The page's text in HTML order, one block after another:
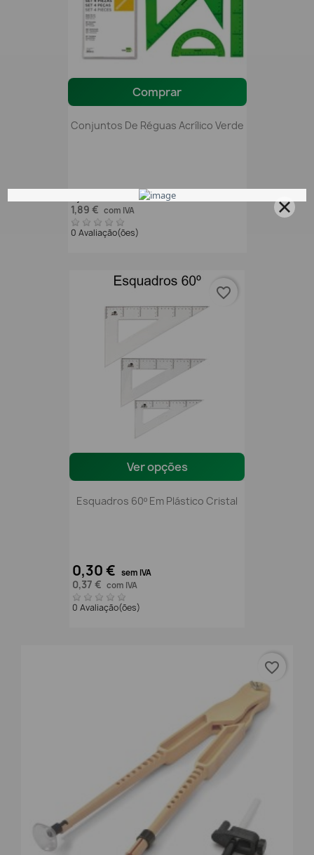
Comprar
Conjuntos De Réguas Acrílico Verde
sem IVA
1,89 € com IVA
0 Avaliação(ões)
Ver opções
Esquadros 60º Em Plástico Cristal
0,30 € sem IVA
0,37 € com IVA
0 Avaliação(ões)
favorite_border
favorite_border